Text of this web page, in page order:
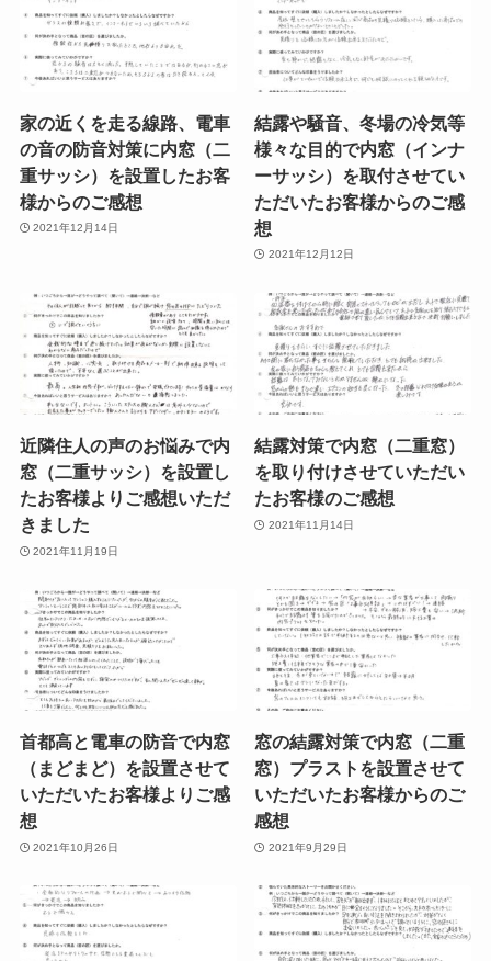
家の近くを走る線路、電車
の音の防音対策に内窓（二
重サッシ）を設置したお客
様からのご感想
2021年12月14日
結露や騒音、冬場の冷気等
様々な目的で内窓（インナ
ーサッシ）を取付させてい
ただいたお客様からのご感
想
2021年12月12日
近隣住人の声のお悩みで内
窓（二重サッシ）を設置し
たお客様よりご感想いただ
きました
2021年11月19日
結露対策で内窓（二重窓）
を取り付けさせていただい
たお客様のご感想
2021年11月14日
首都高と電車の防音で内窓
（まどまど）を設置させて
いただいたお客様よりご感
想
2021年10月26日
窓の結露対策で内窓（二重
窓）プラストを設置させて
いただいたお客様からのご
感想
2021年9月29日